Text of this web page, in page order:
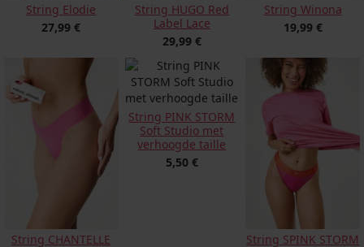
String Elodie
27,99 €
String HUGO Red
Label Lace
29,99 €
String Winona
19,99 €
String CHANTELLE
String PINK STORM
Soft Studio met
verhoogde taille
5,50 €
String SPINK STORM